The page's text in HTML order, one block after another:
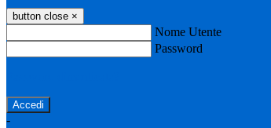
button close ×
Nome Utente
Password
-